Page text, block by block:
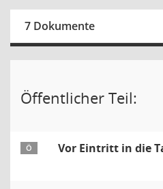
7 Dokumente
Öffentlicher Teil:
Ö Vor Eintritt in die